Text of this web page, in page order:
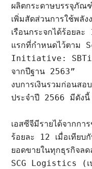
ผลิตกระดาษบรรจุภัณ
เพิ่มสัดส่วนการใช้พลัง
เรือนกระจกได้ร้อยล
แรกที่กำหนดไว้ตาม
Initiative: SBTi
จากปีฐาน 2563”
งบการเงินรวมก่อนส
ประจำปี 2566 มีดังนี้
เอสซีจีมีรายได้จากก
ร้อยละ 12 เมื่อเทียบ
ยอดขายในทุกธุรกิจล
SCG Logistics (เป